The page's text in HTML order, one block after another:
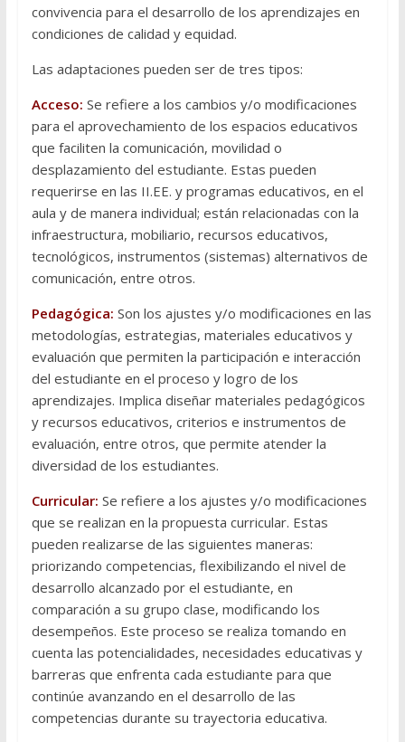
convivencia para el desarrollo de los aprendizajes en
condiciones de calidad y equidad.
Las adaptaciones pueden ser de tres tipos:
Acceso: Se refiere a los cambios y/o modificaciones
para el aprovechamiento de los espacios educativos
que faciliten la comunicación, movilidad o
desplazamiento del estudiante. Estas pueden
requerirse en las II.EE. y programas educativos, en el
aula y de manera individual; están relacionadas con la
infraestructura, mobiliario, recursos educativos,
tecnológicos, instrumentos (sistemas) alternativos de
comunicación, entre otros.
Pedagógica: Son los ajustes y/o modificaciones en las
metodologías, estrategias, materiales educativos y
evaluación que permiten la participación e interacción
del estudiante en el proceso y logro de los
aprendizajes. Implica diseñar materiales pedagógicos
y recursos educativos, criterios e instrumentos de
evaluación, entre otros, que permite atender la
diversidad de los estudiantes.
Curricular: Se refiere a los ajustes y/o modificaciones
que se realizan en la propuesta curricular. Estas
pueden realizarse de las siguientes maneras:
priorizando competencias, flexibilizando el nivel de
desarrollo alcanzado por el estudiante, en
comparación a su grupo clase, modificando los
desempeños. Este proceso se realiza tomando en
cuenta las potencialidades, necesidades educativas y
barreras que enfrenta cada estudiante para que
continúe avanzando en el desarrollo de las
competencias durante su trayectoria educativa.